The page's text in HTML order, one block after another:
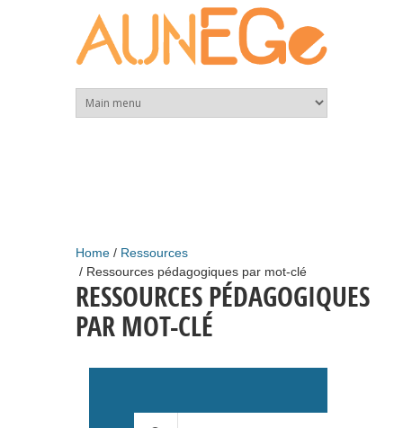
Home
Ressources
Ressources pédagogiques par mot-clé
RESSOURCES PÉDAGOGIQUES
PAR MOT-CLÉ